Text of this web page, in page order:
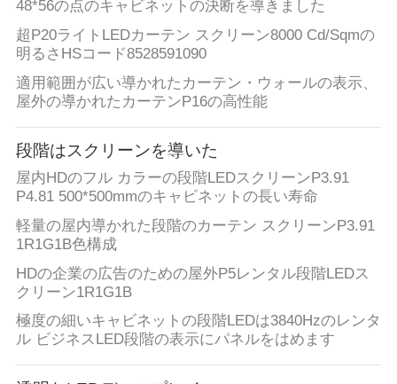
BAIDU
地
図
プ
ラ
イ
バ
シ
ー
48*56の点のキャビネットの決断を導きました
超P20ライトLEDカーテン スクリーン8000 Cd/Sqmの
明るさHSコード8528591090
適用範囲が広い導かれたカーテン・ウォールの表示、
屋外の導かれたカーテンP16の高性能
段階はスクリーンを導いた
屋内HDのフル カラーの段階LEDスクリーンP3.91
P4.81 500*500mmのキャビネットの長い寿命
軽量の屋内導かれた段階のカーテン スクリーンP3.91
1R1G1B色構成
HDの企業の広告のための屋外P5レンタル段階LEDス
クリーン1R1G1B
極度の細いキャビネットの段階LEDは3840Hzのレンタ
ル ビジネスLED段階の表示にパネルをはめます